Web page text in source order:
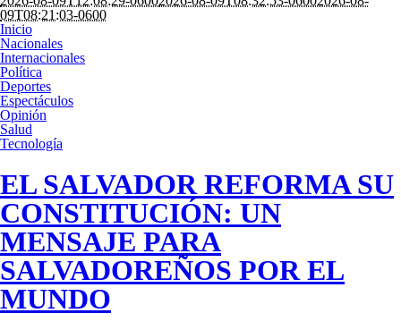
09T08:21:03-0600
Inicio
Nacionales
Internacionales
Política
Deportes
Espectáculos
Opinión
Salud
Tecnología
EL SALVADOR REFORMA SU
CONSTITUCIÓN: UN
MENSAJE PARA
SALVADOREÑOS POR EL
MUNDO